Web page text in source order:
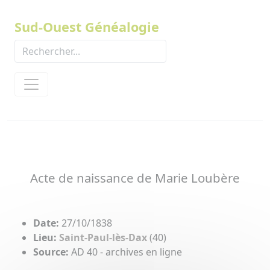
Sud-Ouest Généalogie
Acte de naissance de Marie Loubère
Date: 27/10/1838
Lieu: Saint-Paul-lès-Dax(40)
Source: AD 40 - archives en ligne